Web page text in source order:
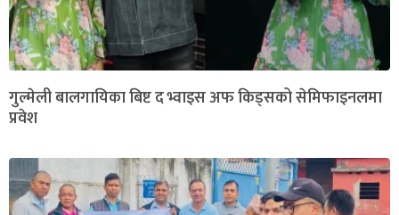
गुल्मेली बालगायिका बिष्ट द भ्वाइस अफ किड्सको सेमिफाइनलमा
प्रवेश